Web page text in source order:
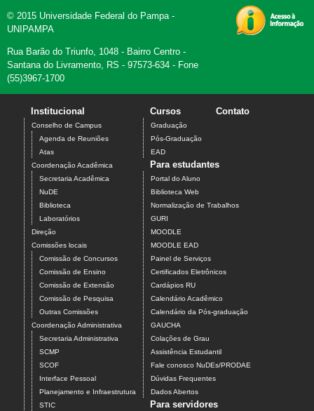
© 2015 Universidade Federal do Pampa -
UNIPAMPA
Rua Barão do Triunfo, 1048 - Bairro Centro -
Santana do Livramento, RS - 97573-634 - Fone
(55)3967-1700
Institucional
Conselho de Campus
Agenda de Reuniões
Atas
Coordenação Acadêmica
Secretaria Acadêmica
NuDE
Biblioteca
Laboratórios
Direção
Comissões locais
Comissão de Concursos
Comissão de Ensino
Comissão de Extensão
Comissão de Pesquisa
Outras Comissões
Coordenação Administrativa
Secretaria Administrativa
SCMP
SCOF
Interface Pessoal
Planejamento e Infraestrutura
STIC
Cursos
Graduação
Pós-Graduação
EAD
Contato
Para estudantes
Portal do Aluno
Biblioteca Web
Normalização de Trabalhos
GURI
MOODLE
MOODLE EAD
Painel de Serviços
Certificados Eletrônicos
Cardápios RU
Calendário Acadêmico
Calendário da Pós-graduação
GAUCHA
Colações de Grau
Assistência Estudantil
Fale conosco NuDEs/PRODAE
Dúvidas Frequentes
Dados Abertos
Para servidores